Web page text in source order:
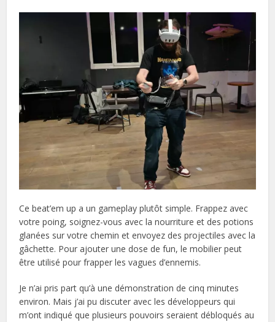
Ce beat’em up a un gameplay plutôt simple. Frappez avec
votre poing, soignez-vous avec la nourriture et des potions
glanées sur votre chemin et envoyez des projectiles avec la
gâchette. Pour ajouter une dose de fun, le mobilier peut
être utilisé pour frapper les vagues d’ennemis.
Je n’ai pris part qu’à une démonstration de cinq minutes
environ. Mais j’ai pu discuter avec les développeurs qui
m’ont indiqué que plusieurs pouvoirs seraient débloqués au